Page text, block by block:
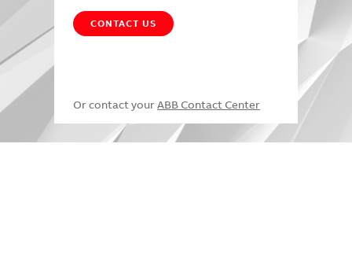
CONTACT US
Or contact your ABB Contact Center